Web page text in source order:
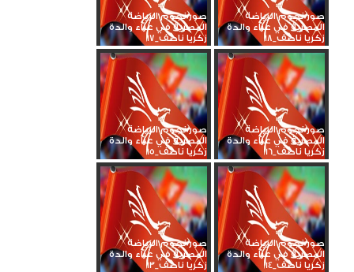
صور نجوم الرياضة
المصرية في عزاء والدة
زكريا ناصف_18
صور نجوم الرياضة
المصرية في عزاء والدة
زكريا ناصف_17
صور نجوم الرياضة
المصرية في عزاء والدة
زكريا ناصف_16
صور نجوم الرياضة
المصرية في عزاء والدة
زكريا ناصف_15
صور نجوم الرياضة
المصرية في عزاء والدة
زكريا ناصف_14
صور نجوم الرياضة
المصرية في عزاء والدة
زكريا ناصف_13